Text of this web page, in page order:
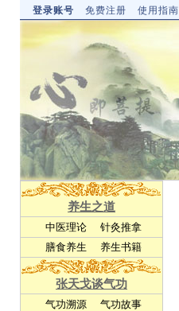
登录账号 免费注册 使用指南
养生之道
中医理论
针灸推拿
膳食养生
养生书籍
张天戈谈气功
气功溯源
气功故事